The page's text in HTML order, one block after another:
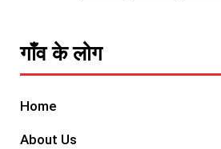
गाँव के लोग
Home
About Us